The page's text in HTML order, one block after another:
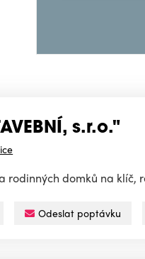
s.r.o."
rodinných domků na
Odeslat poptávku